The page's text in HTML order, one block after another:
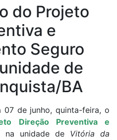
na
Vitória da
BA
do Projeto
e
Seguro
de
BA
07 de junho, quinta-feira, o
Direção Preventiva e
na unidade de Vitória da